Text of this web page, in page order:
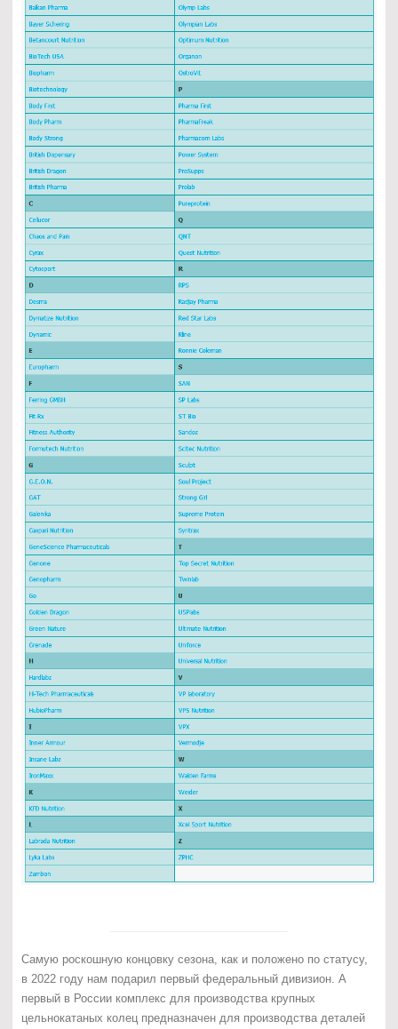
Самую роскошную концовку сезона, как и положено по статусу,
в 2022 году нам подарил первый федеральный дивизион. А
первый в России комплекс для производства крупных
цельнокатаных колец предназначен для производства деталей